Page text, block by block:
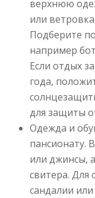
верхнюю
или
Подберите
например
Если отдых
года,
для защиты
Одежда и
пансионату.
или джинсы,
свитера. Для
сандалии